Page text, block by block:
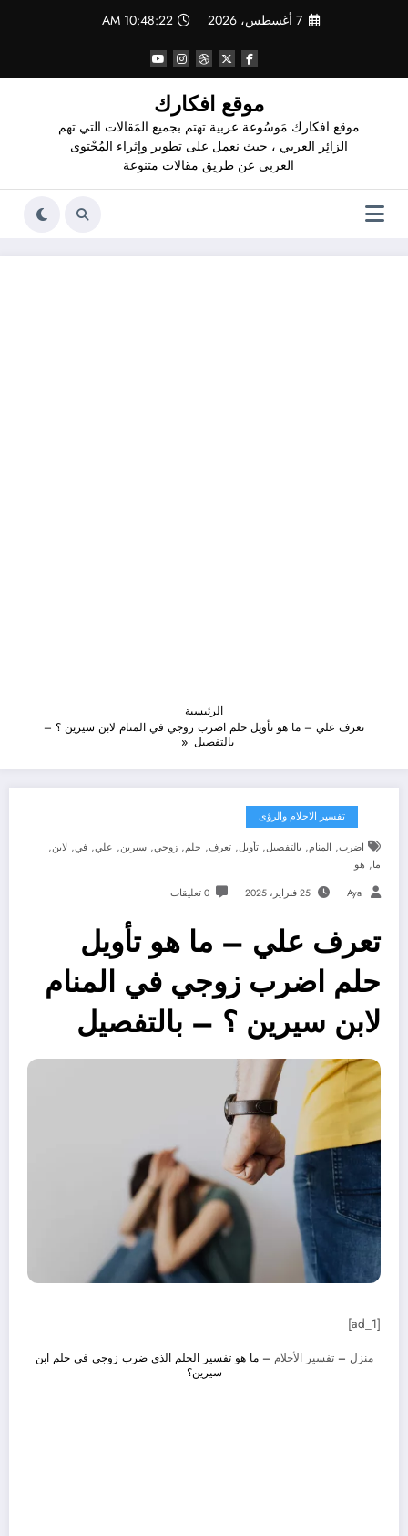
7 أغسطس، 2026 10:48:23 AM
موقع افكارك
موقع افكارك مَوسُوعة عربية تهتم بجميع المَقالات التي تهم
الزائِر العربي ، حيث نعمل على تطوير وإثراء المُحْتوى
العربي عن طريق مقالات متنوعة
الرئيسية
تعرف علي – ما هو تأويل حلم اضرب زوجي في المنام لابن سيرين ؟ –
بالتفصيل
تفسير الاحلام والرؤى
اضرب, المنام, بالتفصيل, تأويل, تعرف, حلم, زوجي, سيرين, علي, في, لابن,
ما, هو
Aya 25 فبراير، 2025 0 تعليقات
تعرف علي – ما هو تأويل
حلم اضرب زوجي في المنام
لابن سيرين ؟ – بالتفصيل
[ad_1]
منزل –تفسير الأحلام –ما هو تفسير الحلم الذي ضرب زوجي في حلم ابن
سيرين؟